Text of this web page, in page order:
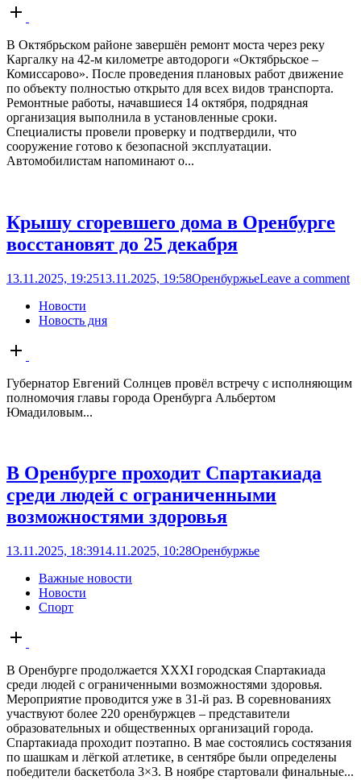
Open
post
В Октябрьском районе завершён ремонт моста через реку
Каргалку на 42-м километре автодороги «Октябрьское –
Комиссарово». После проведения плановых работ движение
по объекту полностью открыто для всех видов транспорта.
Ремонтные работы, начавшиеся 14 октября, подрядная
организация выполнила в установленные сроки.
Специалисты провели проверку и подтвердили, что
сооружение готово к безопасной эксплуатации.
Автомобилистам напоминают о...
Крышу сгоревшего дома в Оренбурге
восстановят до 25 декабря
13.11.2025, 19:2513.11.2025, 19:58ОренбуржьеLeave a comment
Новости
Новость дня
Open
post
Губернатор Евгений Солнцев провёл встречу с исполняющим
полномочия главы города Оренбурга Альбертом
Юмадиловым...
В Оренбурге проходит Спартакиада
среди людей с ограниченными
возможностями здоровья
13.11.2025, 18:3914.11.2025, 10:28Оренбуржье
Важные новости
Новости
Спорт
Open
post
В Оренбурге продолжается XXXI городская Спартакиада
среди людей с ограниченными возможностями здоровья.
Мероприятие проводится уже в 31-й раз. В соревнованиях
участвуют более 220 оренбуржцев – представители
образовательных и общественных организаций города.
Спартакиада проходит поэтапно. В мае состоялись состязания
по шашкам и лёгкой атлетике, в сентябре были определены
победители баскетбола 3×3. В ноябре стартовали финальные...